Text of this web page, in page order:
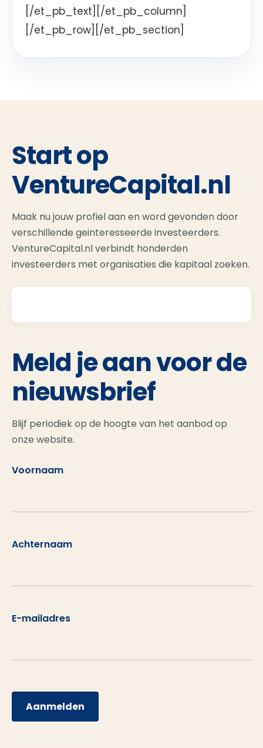
[/et_pb_text][/et_pb_column]
[/et_pb_row][/et_pb_section]
Start op
VentureCapital.nl
Maak nu jouw profiel aan en word gevonden door
verschillende geinteresseerde investeerders.
VentureCapital.nl verbindt honderden
investeerders met organisaties die kapitaal zoeken.
Meld je aan voor de
nieuwsbrief
Blijf periodiek op de hoogte van het aanbod op
onze website.
Voornaam
Achternaam
E-mailadres
Aanmelden